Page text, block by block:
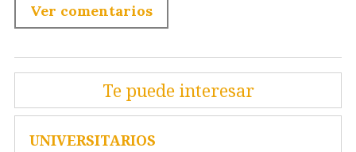
Ver comentarios
Te puede interesar
UNIVERSITARIOS